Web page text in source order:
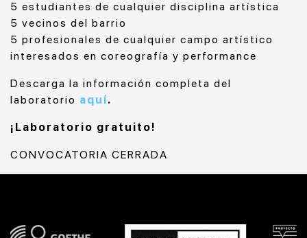
5 estudiantes de cualquier disciplina artística
5 vecinos del barrio
5 profesionales de cualquier campo artístico
interesados en coreografía y performance
Descarga la información completa del
laboratorio aquí.
¡Laboratorio gratuito!
CONVOCATORIA CERRADA